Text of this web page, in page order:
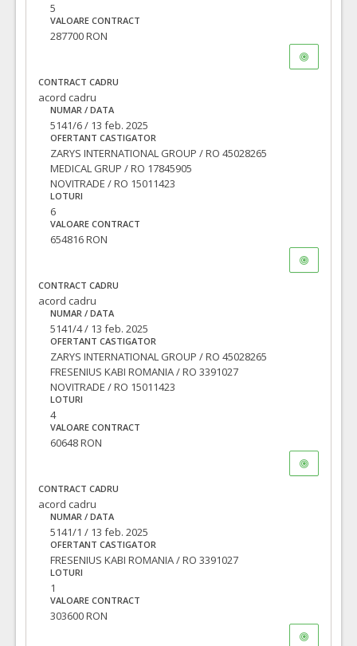
5
VALOARE CONTRACT
287700 RON
CONTRACT CADRU
acord cadru
NUMAR / DATA
5141/6 / 13 feb. 2025
OFERTANT CASTIGATOR
ZARYS INTERNATIONAL GROUP / RO 45028265
MEDICAL GRUP / RO 17845905
NOVITRADE / RO 15011423
LOTURI
6
VALOARE CONTRACT
654816 RON
CONTRACT CADRU
acord cadru
NUMAR / DATA
5141/4 / 13 feb. 2025
OFERTANT CASTIGATOR
ZARYS INTERNATIONAL GROUP / RO 45028265
FRESENIUS KABI ROMANIA / RO 3391027
NOVITRADE / RO 15011423
LOTURI
4
VALOARE CONTRACT
60648 RON
CONTRACT CADRU
acord cadru
NUMAR / DATA
5141/1 / 13 feb. 2025
OFERTANT CASTIGATOR
FRESENIUS KABI ROMANIA / RO 3391027
LOTURI
1
VALOARE CONTRACT
303600 RON